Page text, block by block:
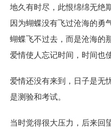
地久有时尽，此恨绵绵无绝
因为蝴蝶没有飞过沧海的勇
蝴蝶飞不过去，而是沧海
爱情使人忘记时间，时间也
爱情还没有来到，日子是无
是测验和考试。
当时觉得很大压力，后来回